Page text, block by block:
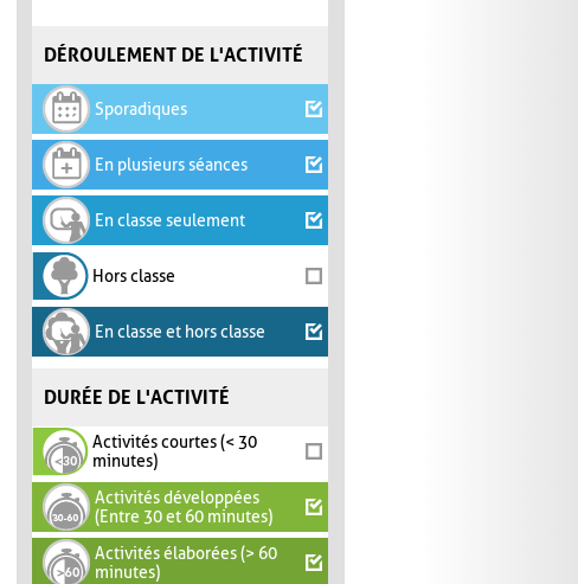
DÉROULEMENT DE L'ACTIVITÉ
Sporadiques
En plusieurs séances
En classe seulement
Hors classe
En classe et hors classe
DURÉE DE L'ACTIVITÉ
Activités courtes (< 30
minutes)
Activités développées
(Entre 30 et 60 minutes)
Activités élaborées (> 60
minutes)